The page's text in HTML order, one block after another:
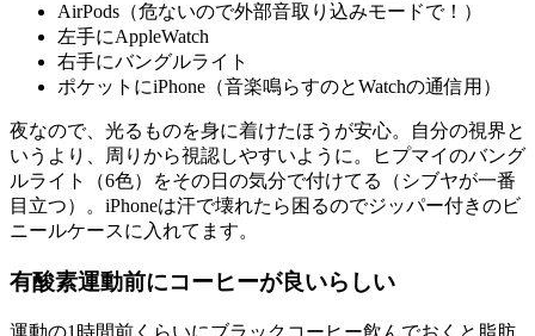
AirPods（危ないので外部音取り込みモードで！）
左手にAppleWatch
右手にバングルライト
ポケットにiPhone（音楽鳴らすのとWatchの通信用）
夜なので、光るものを身に着けたほうが安心。自分の視界と
いうより、周りから視認しやすいように。ヒプマイのバング
ルライト（6色）をその日の気分で付けてる（シブヤが一番
目立つ）。iPhoneは汗で壊れたら困るのでジッパー付きのビ
ニールケースに入れてます。
有酸素運動前にコーヒーが良いらしい
運動の1時間前くらいにブラックコーヒー飲んでおくと脂肪